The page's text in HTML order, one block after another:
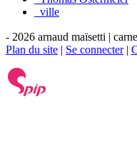
_ville
- 2026 arnaud maïsetti |
Plan du site | Se connecter|